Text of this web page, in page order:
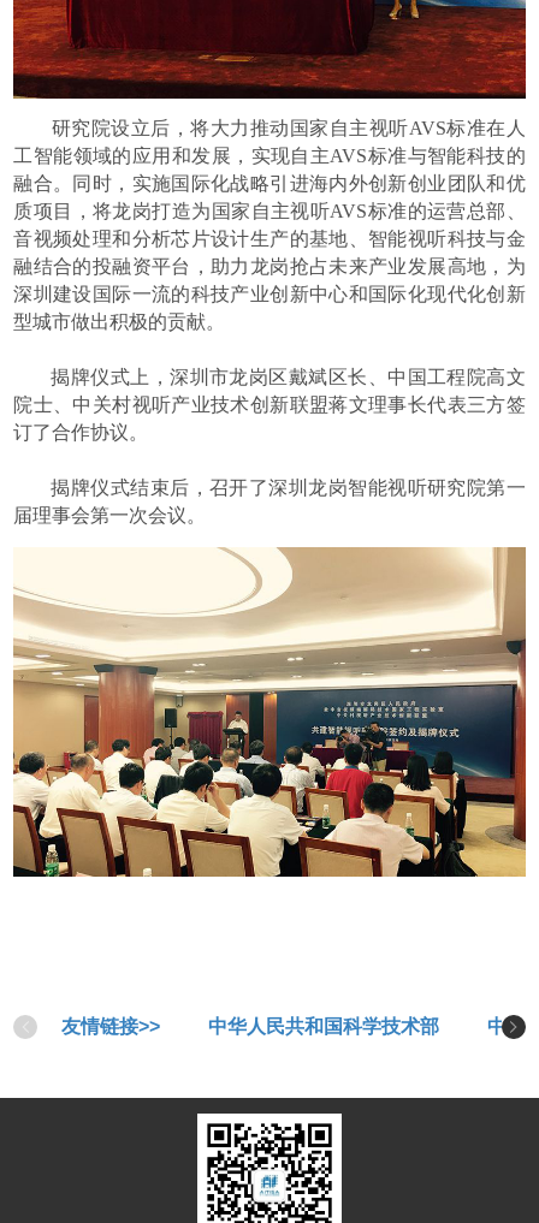
研究院设立后，将大力推动国家自主视听AVS标准在人
工智能领域的应用和发展，实现自主AVS标准与智能科技的
融合。同时，实施国际化战略引进海内外创新创业团队和优
质项目，将龙岗打造为国家自主视听AVS标准的运营总部、
音视频处理和分析芯片设计生产的基地、智能视听科技与金
融结合的投融资平台，助力龙岗抢占未来产业发展高地，为
深圳建设国际一流的科技产业创新中心和国际化现代化创新
型城市做出积极的贡献。
揭牌仪式上，深圳市龙岗区戴斌区长、中国工程院高文
院士、中关村视听产业技术创新联盟蒋文理事长代表三方签
订了合作协议。
揭牌仪式结束后，召开了深圳龙岗智能视听研究院第一
届理事会第一次会议。
友情链接>> 中华人民共和国科学技术部 中华